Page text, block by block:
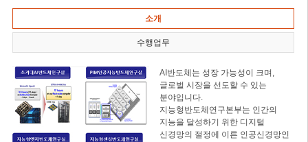
소개
수행업무
AI반도체는 성장 가능성이 크며,
글로벌 시장을 선도할 수 있는
분야입니다.
지능형반도체연구본부는 인간의
지능을 달성하기 위한 디지털
신경망의 절정에 이른 인공신경망인